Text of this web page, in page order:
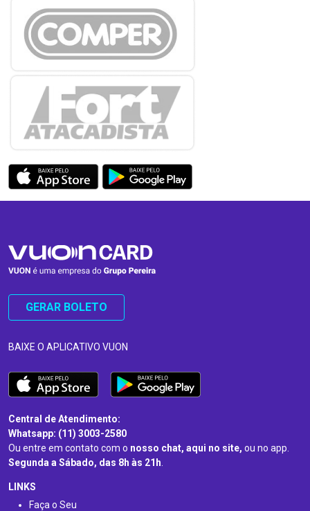
GERAR BOLETO
BAIXE O APLICATIVO VUON
Central de Atendimento:
Whatsapp: (11) 3003-2580
Ou entre em contato com o nosso chat, aqui no site, ou no app.
Segunda a Sábado, das 8h às 21h
LINKS
Faça o Seu